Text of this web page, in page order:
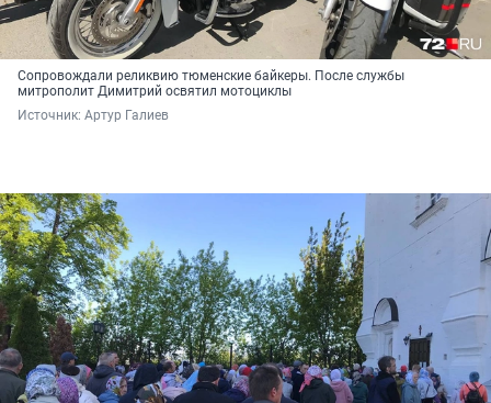
Сопровождали реликвию тюменские байкеры. После службы
митрополит Димитрий освятил мотоциклы
Источник: Артур Галиев